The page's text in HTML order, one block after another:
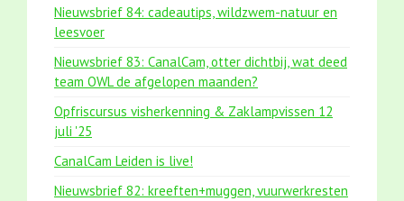
Nieuwsbrief 84: cadeautips, wildzwem-natuur en
leesvoer
Nieuwsbrief 83: CanalCam, otter dichtbij, wat deed
team OWL de afgelopen maanden?
Opfriscursus visherkenning & Zaklampvissen 12
juli '25
CanalCam Leiden is live!
Nieuwsbrief 82: kreeften+muggen, vuurwerkresten